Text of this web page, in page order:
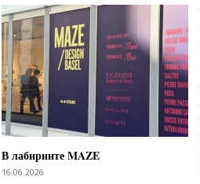
В лабиринте MAZE
16.06.2026